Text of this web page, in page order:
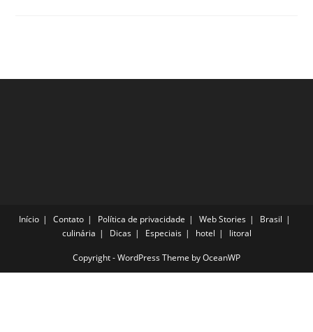
Início Contato Política de privacidade Web Stories
Brasil
culinária
Dicas Especiais hotel litoral
Copyright - WordPress Theme by OceanWP